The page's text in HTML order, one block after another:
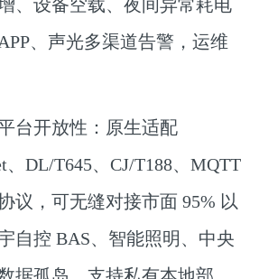
、设备空载、夜间异常耗电
、声光多渠道告警，运维
台开放性 ：原生适配
、DL/T645、CJ/T188、MQTT
议，可无缝对接市面 95% 以
自控 BAS、智能照明、中央